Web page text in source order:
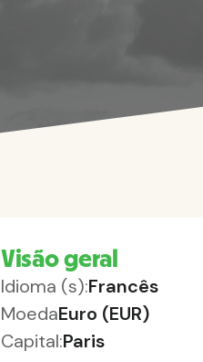
Visão geral
Idioma (s):Francês
MoedaEuro (EUR)
Capital:Paris